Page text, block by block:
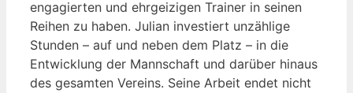
engagierten und ehrgeizigen Trainer in seinen
Reihen zu haben. Julian investiert unzählige
Stunden – auf und neben dem Platz – in die
Entwicklung der Mannschaft und darüber hinaus
des gesamten Vereins. Seine Arbeit endet nicht